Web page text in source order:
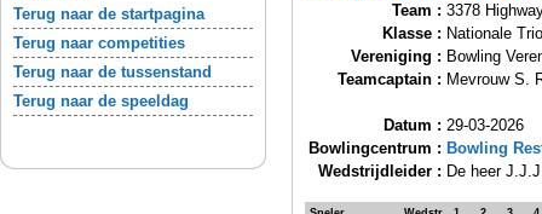
Terug naar de startpagina
Terug naar competities
Terug naar de tussenstand
Terug naar de speeldag
Team : 3378
Klasse : Nationale
Vereniging : Bowling
Teamcaptain : Mevrouw S.
Datum : 29-03-2026
Bowlingcentrum : Bowling
Wedstrijdleider : De heer